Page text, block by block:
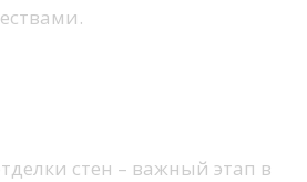
стен – важный этап в